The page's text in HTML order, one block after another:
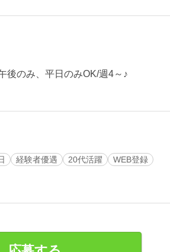
後のみ、平日のみOK/週4～♪
経験者優遇 20代活躍
WEB登録